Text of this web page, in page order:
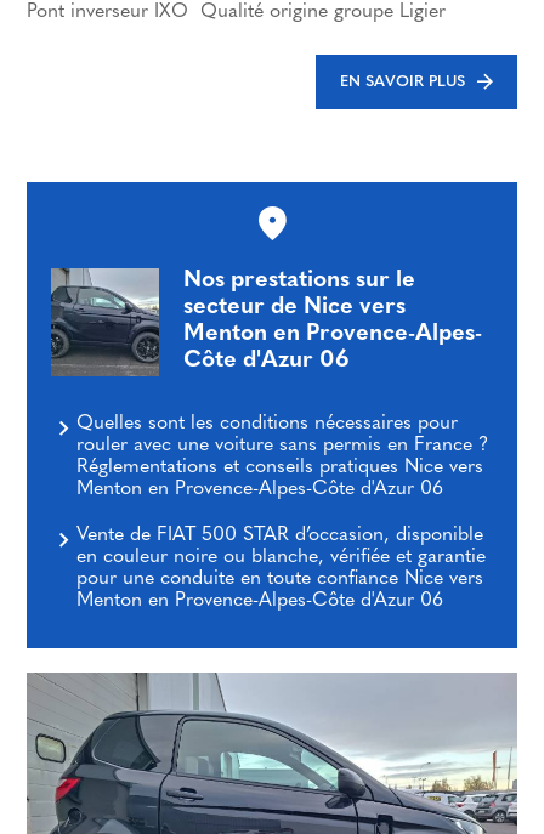
Pont inverseur IXO Qualité origine groupe Ligier
EN SAVOIR PLUS
Nos prestations sur le
secteur de Nice vers
Menton en Provence-Alpes-
Côte d'Azur 06
Quelles sont les conditions nécessaires pour
rouler avec une voiture sans permis en France ?
Réglementations et conseils pratiques Nice vers
Menton en Provence-Alpes-Côte d'Azur 06
Vente de FIAT 500 STAR d’occasion, disponible
en couleur noire ou blanche, vérifiée et garantie
pour une conduite en toute confiance Nice vers
Menton en Provence-Alpes-Côte d'Azur 06